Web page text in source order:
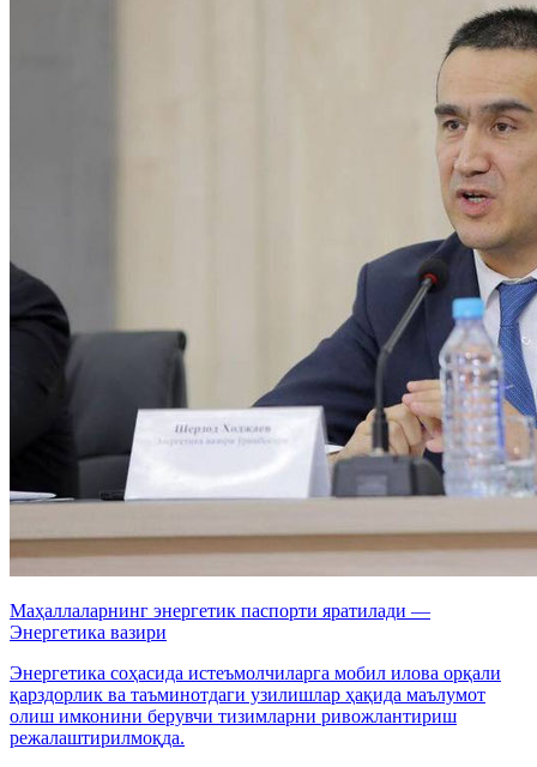
Маҳаллаларнинг энергетик паспорти яратилади —
Энергетика вазири
Энергетика соҳасида истеъмолчиларга мобил илова орқали
қарздорлик ва таъминотдаги узилишлар ҳақида маълумот
олиш имконини берувчи тизимларни ривожлантириш
режалаштирилмоқда.